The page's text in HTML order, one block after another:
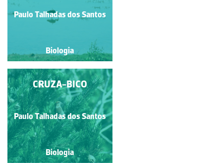
Paulo Talhadas dos Santos
Biologia
Paulo Talhadas dos Santos
Biologia
PERNILONGO OU
PERNA-LONGA
Paulo Talhadas dos Santos
Biologia
CRUZA-BICO
Paulo Talhadas dos Santos
Biologia